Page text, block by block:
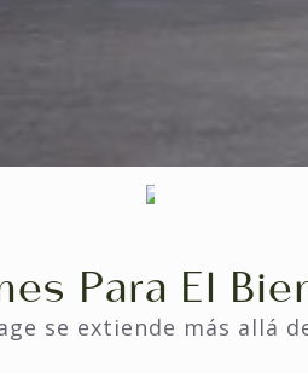
Para El
se extiende más allá